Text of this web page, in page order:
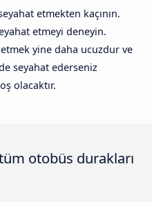
etmekten kaçının.
etmeyi deneyin.
yine daha ucuzdur ve
seyahat ederseniz
olacaktır.
otobüs durakları